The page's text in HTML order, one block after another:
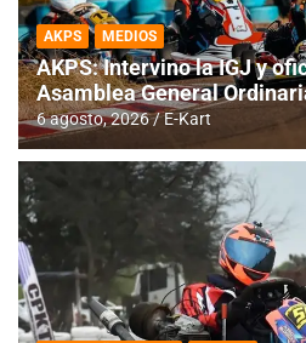
AKPS MEDIOS
AKPS: Intervino la IGJ y
Asamblea General
6 agosto, 2026 E-Kart